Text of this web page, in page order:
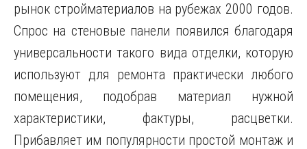
рынок стройматериалов на рубежах 2000 годов.
Спрос на стеновые панели появился благодаря
универсальности такого вида отделки, которую
используют для ремонта практически любого
помещения, подобрав материал нужной
характеристики, фактуры, расцветки.
Прибавляет им популярности простой монтаж и